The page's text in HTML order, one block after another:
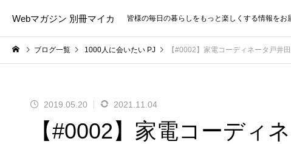
Webマガジン 別冊マイカ 皆様の毎日の暮らしをもっと楽しくする情報をお
ブログ一覧 1000人に会いたい PJ 【#0002】家電コーディネータ戸井
2019.05.20 2021.11.04
【#0002】家電コーディ